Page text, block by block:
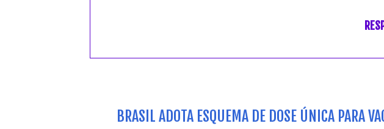
BRASIL ADOTA ESQUEMA DE DOSE ÚNICA PARA